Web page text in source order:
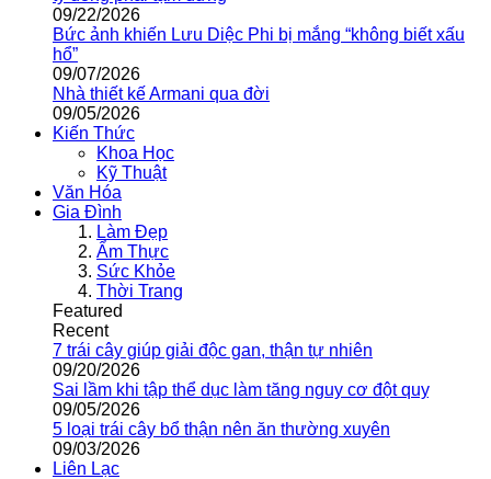
09/22/2026
Bức ảnh khiến Lưu Diệc Phi bị mắng “không biết xấu
hổ”
09/07/2026
Nhà thiết kế Armani qua đời
09/05/2026
Kiến Thức
Khoa Học
Kỹ Thuật
Văn Hóa
Gia Đình
Làm Đẹp
Ẩm Thực
Sức Khỏe
Thời Trang
Featured
Recent
7 trái cây giúp giải độc gan, thận tự nhiên
09/20/2026
Sai lầm khi tập thể dục làm tăng nguy cơ đột quỵ
09/05/2026
5 loại trái cây bổ thận nên ăn thường xuyên
09/03/2026
Liên Lạc